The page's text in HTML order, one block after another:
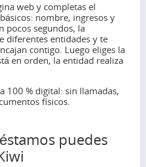
web y completas el
nombre, ingresos y
pocos segundos, la
diferentes entidades y te
contigo. Luego eliges la
en orden, la entidad realiza
100 % digital: sin llamadas,
físicos.
puedes